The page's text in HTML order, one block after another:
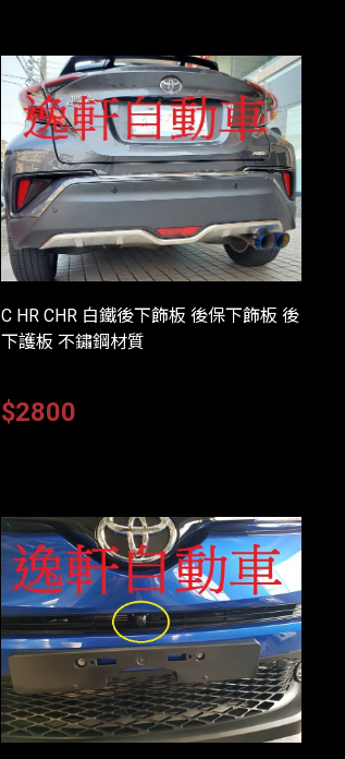
C HR CHR 白鐵後下飾板 後保下飾板 後
下護板 不鏽鋼材質
$2800